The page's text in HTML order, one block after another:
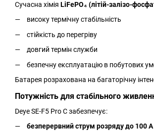
Сучасна хімія LiFePO₄ (літій-залізо-
високу термічну стабільність
стійкість до перегріву
довгий термін служби
безпечну експлуатацію в побутових
Батарея розрахована на багаторічну
Потужність для стабільного
Deye SE-F5 Pro C забезпечує:
безперервний струм розряду до 100 А